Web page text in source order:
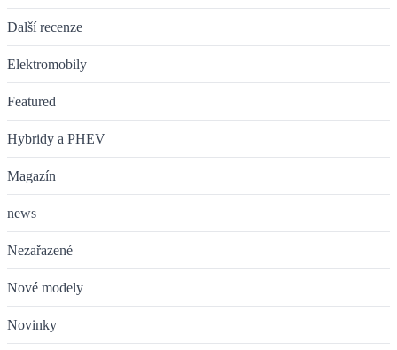
Další recenze
Elektromobily
Featured
Hybridy a PHEV
Magazín
news
Nezařazené
Nové modely
Novinky